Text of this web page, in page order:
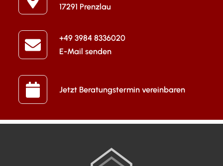
17291 Prenzlau
+49 3984 8336020
E-Mail senden
Jetzt Beratungstermin vereinbaren